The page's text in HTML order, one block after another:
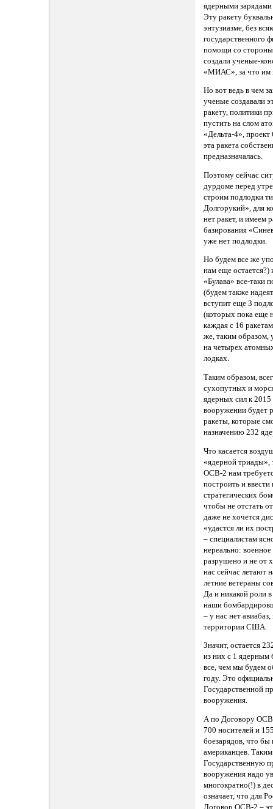
ядерными зарядами
Эту ракету
энтузиазме, без
государственного
помощи со стороны
создали ученые-
«МИАС», за что им
Но вот ведь в чем
ученые создавали
ракету, политики
пустить на слом
«Дельта-4»,
эта ракета
предназначалась.
Поэтому сейчас
дурдоме перед
строим подлодки
Долгорукий», для
нет ракет, и имеем
базирования
уже нет подлодки.
Но будем все же
нам еще остается?)
«Булава» все-таки
(будем также
вступит еще 3
(которых пока еще
каждая с 16
же, таким образом,
на четырех
лодках.
Таким образом,
сухопутных и
ядерных сил к 2015
вооружении будет
ракеты, которые
назначению 232
Что касается
«ядерной триады»,
ОСВ-2 нам
построить и
стратегических
чтобы не отстать
даже не хочется
«удастся ли их
– специалистам
нереально:
разрушено и не от
нас сейчас летают
летние ветераны
Да и никакой роли
наши
– у нас нет
территории США.
Значит, остается
из них с 1 ядерным
все, чем мы будем
году. Это
Государственной
вооружения.
А по Договору
700 носителей и
боезарядов, что бы
американцев.
Государственную
вооружения надо
многократно(!) в
означает, что для
Договор ОСВ-2 –